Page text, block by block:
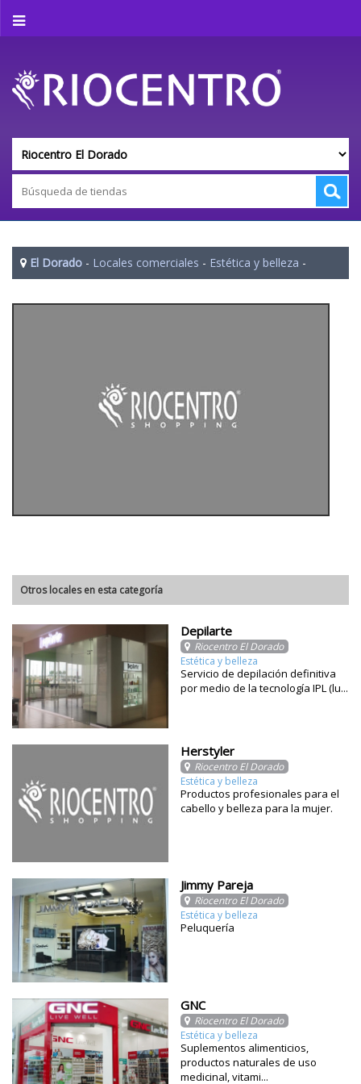
El Dorado - Locales comerciales - Estética y belleza -
Otros locales en esta categoría
Depilarte
Riocentro El Dorado
Estética y belleza
Servicio de depilación definitiva
por medio de la tecnología IPL (lu...
Herstyler
Riocentro El Dorado
Estética y belleza
Productos profesionales para el
cabello y belleza para la mujer.
Jimmy Pareja
Riocentro El Dorado
Estética y belleza
Peluquería
GNC
Riocentro El Dorado
Estética y belleza
Suplementos alimenticios,
productos naturales de uso
medicinal, vitami...